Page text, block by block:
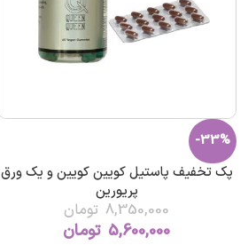
-33%
پک تخفیف پاستیل کویین کویین و یک ورق
پریورین
8,350,000 تومان
5,600,000 تومان